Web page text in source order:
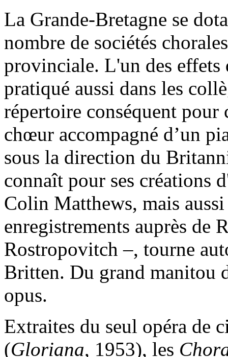
La Grande-Bretagne se
nombre de sociétés
provinciale. L'un des
pratiqué aussi dans les
répertoire conséquent
chœur accompagné d’un
sous la direction du
connaît pour ses créations
Colin Matthews, mais
enregistrements auprès de
Rostropovitch –, tourne
Britten. Du grand manitou
opus.
Extraites du seul opéra de
(Gloriana, 1953), les